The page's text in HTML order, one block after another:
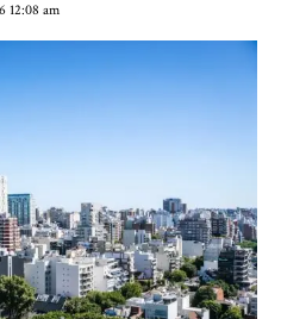
12:08 am